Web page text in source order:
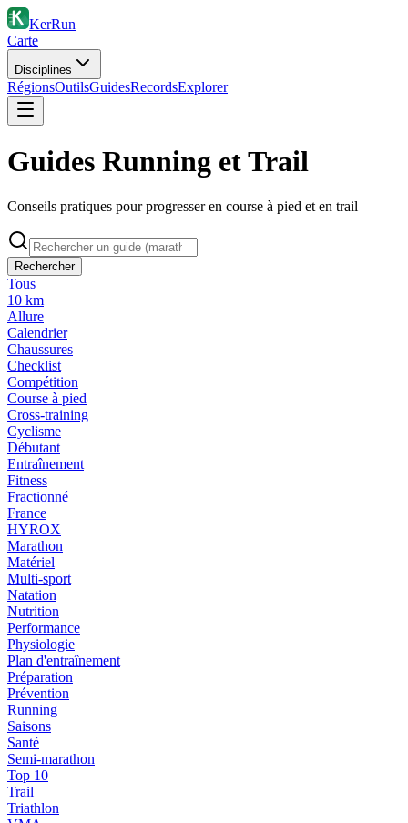
KerRun
Carte
Disciplines
RégionsOutilsGuidesRecordsExplorer
Guides Running et Trail
Conseils pratiques pour progresser en course à pied et en trail
Rechercher
Tous
10 km
Allure
Calendrier
Chaussures
Checklist
Compétition
Course à pied
Cross-training
Cyclisme
Débutant
Entraînement
Fitness
Fractionné
France
HYROX
Marathon
Matériel
Multi-sport
Natation
Nutrition
Performance
Physiologie
Plan d'entraînement
Préparation
Prévention
Running
Saisons
Santé
Semi-marathon
Top 10
Trail
Triathlon